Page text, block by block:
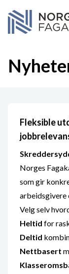
Hopp over
Fleksible
Norges
som gir
arbeidsgivere
Velg selv
Heltid for
Deltid
Nettbasert